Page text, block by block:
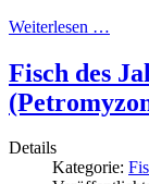
Weiterlesen …
Fisch des
Details
Kategorie: